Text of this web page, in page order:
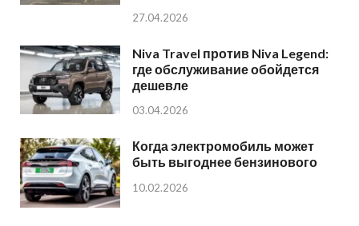
27.04.2026
Niva Travel против Niva Legend:
где обслуживание обойдется
дешевле
03.04.2026
Когда электромобиль может
быть выгоднее бензинового
10.02.2026